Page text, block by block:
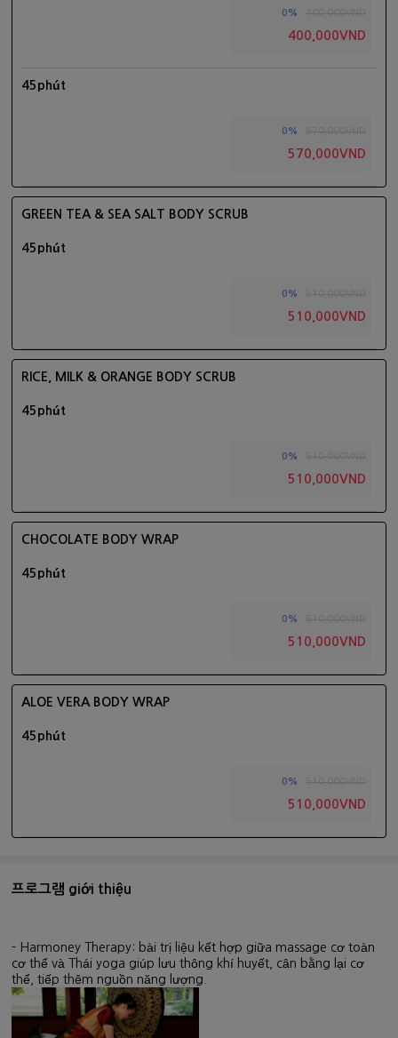
0%
400,000VND
45phút
0%
570,000VND
GREEN TEA & SEA SALT BODY SCRUB
45phút
0%
510,000VND
RICE, MILK & ORANGE BODY SCRUB
45phút
0%
510,000VND
CHOCOLATE BODY WRAP
45phút
0%
510,000VND
ALOE VERA BODY WRAP
45phút
0%
510,000VND
프로그램 giới thiệu
- Harmoney Therapy: bài trị liệu kết hợp giữa massage cơ toàn
cơ thể và Thái yoga giúp lưu thông khí huyết, cân bằng lại cơ
thể, tiếp thêm nguồn năng lượng.